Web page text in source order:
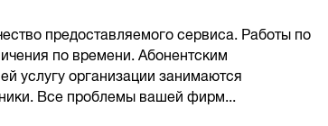
предоставляемого сервиса. Работы по
по времени. Абонентским
услугу организации занимаются
Все проблемы вашей фирм...